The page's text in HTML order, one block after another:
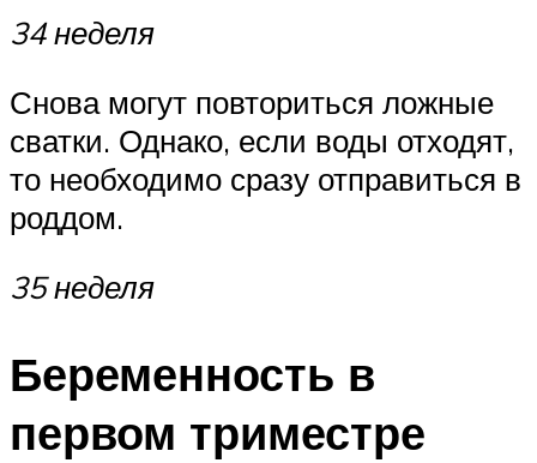
34 неделя
Снова могут повториться ложные
сватки. Однако, если воды отходят,
то необходимо сразу отправиться в
роддом.
35 неделя
Беременность в
первом триместре